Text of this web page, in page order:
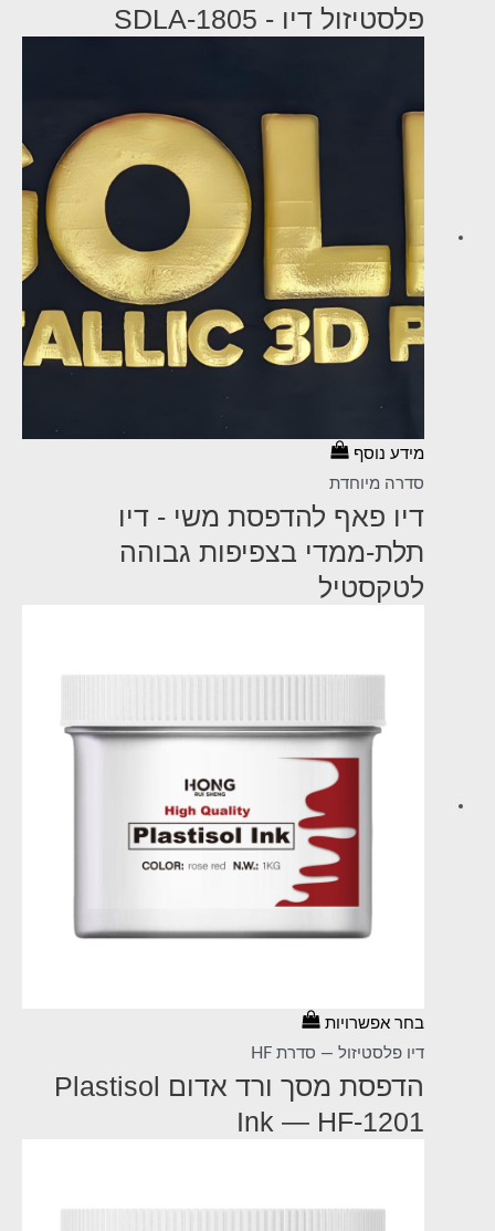
פלסטיזול דיו - SDLA-1805
מידע נוסף
סדרה מיוחדת
דיו פאף להדפסת משי - דיו
תלת-ממדי בצפיפות גבוהה
לטקסטיל
בחר אפשרויות
דיו פלסטיזול — סדרת HF
הדפסת מסך ורד אדום Plastisol
Ink — HF-1201